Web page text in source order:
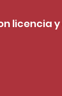
licencia